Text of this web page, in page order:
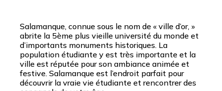
Salamanque, connue sous le nom de « ville d’or, »
abrite la 5ème plus vieille université du monde et
d’importants monuments historiques. La
population étudiante y est très importante et la
ville est réputée pour son ambiance animée et
festive. Salamanque est l’endroit parfait pour
découvrir la vraie vie étudiante et rencontrer des